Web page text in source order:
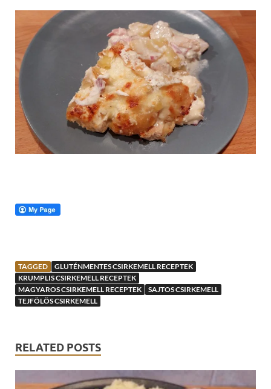
TAGGED
GLUTÉNMENTES CSIRKEMELL RECEPTEK
KRUMPLIS CSIRKEMELL RECEPTEK
MAGYAROS CSIRKEMELL RECEPTEK
SAJTOS CSIRKEMELL
TEJFÖLÖS CSIRKEMELL
RELATED POSTS